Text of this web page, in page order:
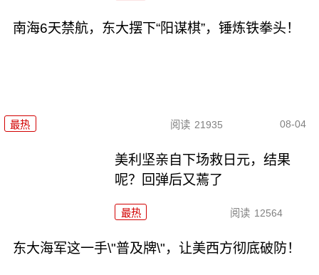
南海6天禁航，东大摆下“阳谋棋”，锤炼铁拳头！
最热 阅读 21935 08-04
美利坚亲自下场救日元，结果
呢？回弹后又蔫了
最热 阅读 12564
东大海军这一手\"普及牌\"，让美西方彻底破防！